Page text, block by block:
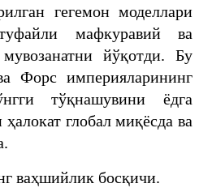
гегемон моделлари
мафкуравий ва
йўқотди. Бу
Форс империяларининг
тўқнашувини ёдга
глобал миқёсда ва
ваҳшийлик босқичи.